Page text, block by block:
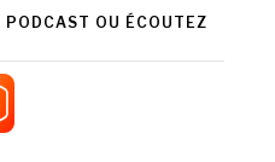
OU ÉCOUTEZ